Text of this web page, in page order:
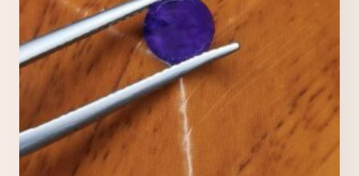
Nécessaires TOUJOURS ACTIFS
Ces cookies sont indispensables au bon fonctionnement
du site et ne peuvent pas être désactivés.
Ces cookies nous permettent de mesurer l'audience et
d'améliorer nos contenus (Google Analytics, Matomo…).
Marketing